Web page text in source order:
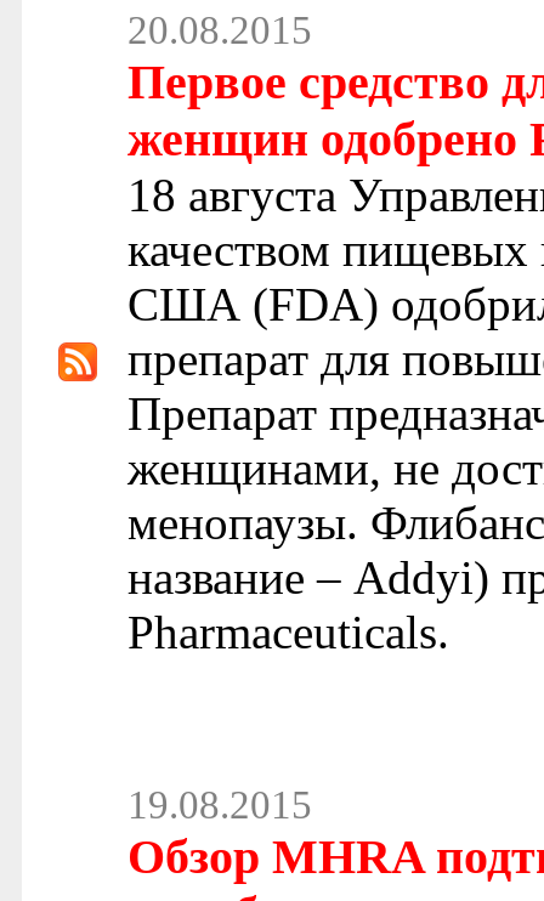
20.08.2015
Первое средство
женщин одобрено
18 августа
качеством пищевых
США (FDA)
препарат для
Препарат
женщинами, не
менопаузы.
название – Addyi)
Pharmaceuticals.
19.08.2015
Обзор MHRA